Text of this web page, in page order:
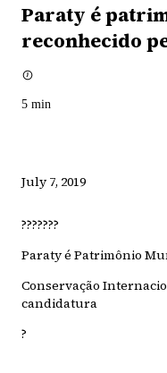
Paraty é
reconhecido
5 min
July 7, 2019
???????
Paraty é Patrimônio
Conservação
candidatura
?